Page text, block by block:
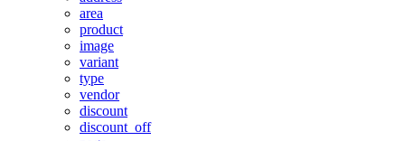
area
product
image
variant
type
vendor
discount
discount_off